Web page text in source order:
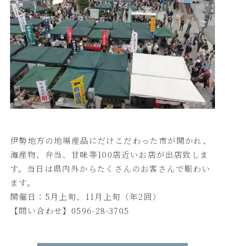
伊勢地方の地場産品にだけこだわった市が開かれ、
海産物、弁当、甘味等100店近いお店が出店致しま
す。当日は県内外からたくさんのお客さんで賑わい
ます。
開催日：5月上旬、11月上旬（年2回）
【問い合わせ】0596-28-3705